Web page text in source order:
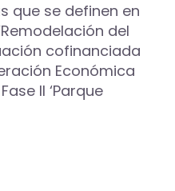
que se definen en
del
cofinanciada
Económica
II ‘Parque